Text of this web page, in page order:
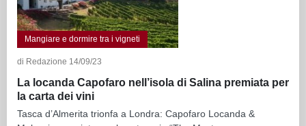
Mangiare e dormire tra i vigneti
di Redazione 14/09/23
La locanda Capofaro nell’isola di Salina premiata per
la carta dei vini
Tasca d’Almerita trionfa a Londra: Capofaro Locanda &